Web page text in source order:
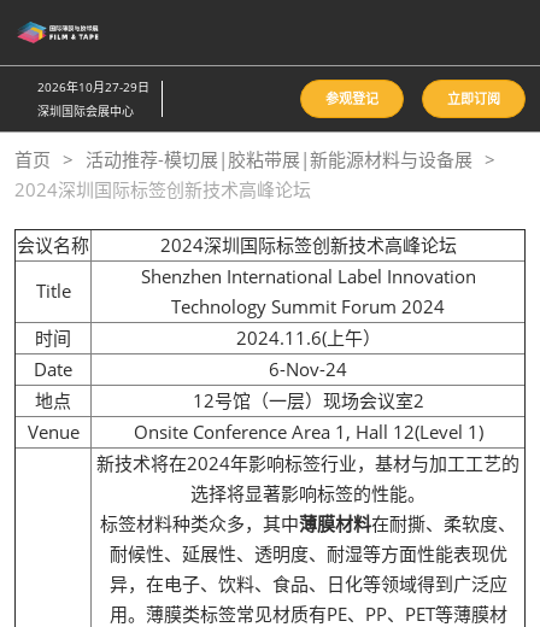
接
跳
至
内
容
2026年10月27-29日
深圳国际会展中心
参观登记 立即订阅
首页
活动推荐-模切展|胶粘带展|新能源材料与设备展
2024深圳国际标签创新技术高峰论坛
会议名称
2024深圳国际标签创新技术高峰论坛
Title
Shenzhen International Label Innovation
Technology Summit Forum 2024
时间
2024.11.6(上午）
Date
6-Nov-24
地点
12号馆（一层）现场会议室2
Venue
Onsite Conference Area 1, Hall 12(Level 1)
新技术将在2024年影响标签行业，基材与加工工艺的
选择将显著影响标签的性能。
标签材料种类众多，其中薄膜材料在耐撕、柔软度、
耐候性、延展性、透明度、耐湿等方面性能表现优
异，在电子、饮料、食品、日化等领域得到广泛应
用。薄膜类标签常见材质有PE、PP、PET等薄膜材